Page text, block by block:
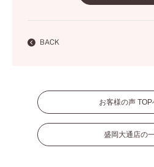
BACK
お客様の声 TOP
盛岡大通店の